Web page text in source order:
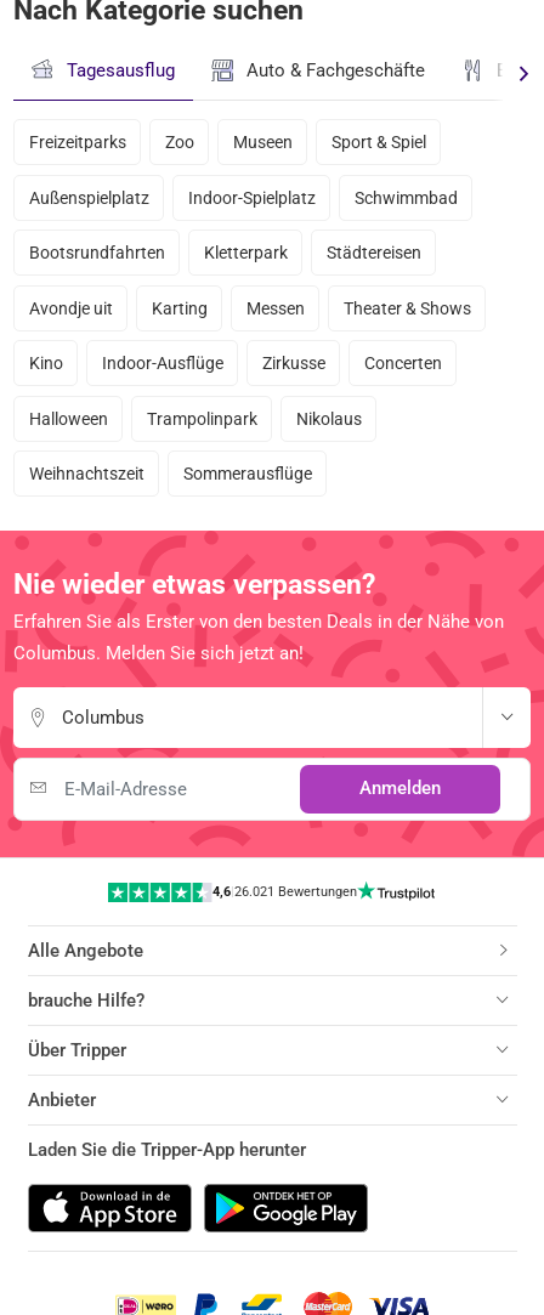
Nach Kategorie suchen
Tagesausflug Auto & Fachgeschäfte
Freizeitparks Zoo Museen Sport & Spiel
Außenspielplatz Indoor-Spielplatz Schwimmbad
Bootsrundfahrten Kletterpark Städtereisen
Avondje uit Karting Messen Theater & Shows
Kino Indoor-Ausflüge Zirkusse Concerten
Halloween Trampolinpark Nikolaus
Weihnachtszeit Sommerausflüge
Nie wieder etwas verpassen?
Erfahren Sie als Erster von den besten Deals in der Nähe von
Columbus. Melden Sie sich jetzt an!
Columbus
Anmelden
4,6| 26.021 Bewertungen
Alle Angebote
brauche Hilfe?
Über Tripper
Anbieter
Laden Sie die Tripper-App herunter